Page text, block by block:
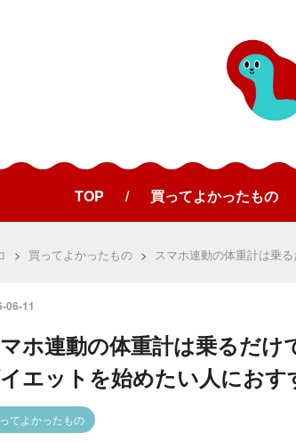
TOP 買ってよかったもの
> 買ってよかったもの > スマホ連動の体重計は乗
-06-11
ホ連動の体重計は乗るだけ
エットを始めたい人におす
てよかったもの